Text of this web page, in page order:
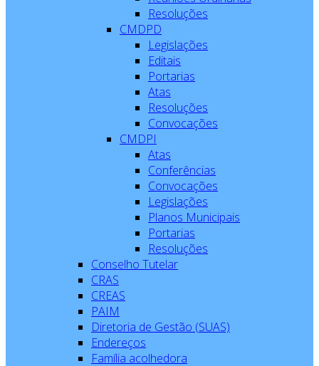
Resoluções
CMDPD
Legislações
Editais
Portarias
Atas
Resoluções
Convocações
CMDPI
Atas
Conferências
Convocações
Legislações
Planos Municipais
Portarias
Resoluções
Conselho Tutelar
CRAS
CREAS
PAIM
Diretoria de Gestão (SUAS)
Endereços
Família acolhedora